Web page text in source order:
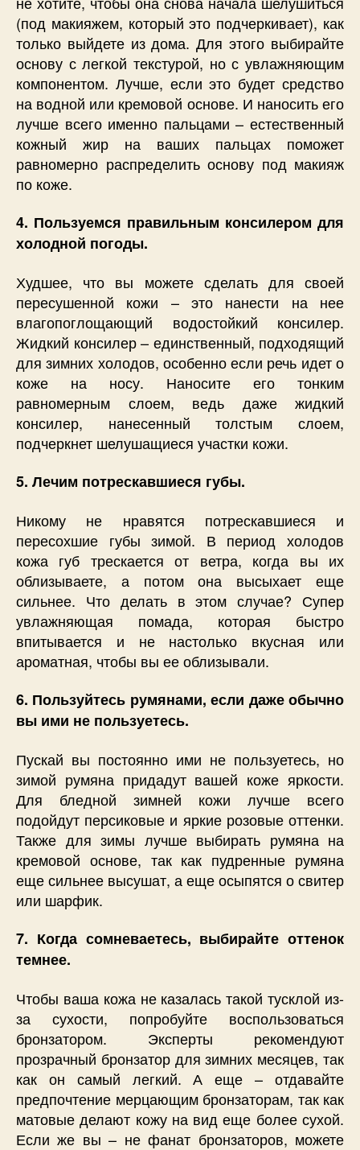
(под макияжем, который это подчеркивает), как
только выйдете из дома. Для этого выбирайте
основу с легкой текстурой, но с увлажняющим
компонентом. Лучше, если это будет средство
на водной или кремовой основе. И наносить его
лучше всего именно пальцами – естественный
кожный жир на ваших пальцах поможет
равномерно распределить основу под макияж
по коже.
4. Пользуемся правильным консилером для
холодной погоды.
Худшее, что вы можете сделать для своей
пересушенной кожи – это нанести на нее
влагопоглощающий водостойкий консилер.
Жидкий консилер – единственный, подходящий
для зимних холодов, особенно если речь идет о
коже на носу. Наносите его тонким
равномерным слоем, ведь даже жидкий
консилер, нанесенный толстым слоем,
подчеркнет шелушащиеся участки кожи.
5. Лечим потрескавшиеся губы.
Никому не нравятся потрескавшиеся и
пересохшие губы зимой. В период холодов
кожа губ трескается от ветра, когда вы их
облизываете, а потом она высыхает еще
сильнее. Что делать в этом случае? Супер
увлажняющая помада, которая быстро
впитывается и не настолько вкусная или
ароматная, чтобы вы ее облизывали.
6. Пользуйтесь румянами, если даже обычно
вы ими не пользуетесь.
Пускай вы постоянно ими не пользуетесь, но
зимой румяна придадут вашей коже яркости.
Для бледной зимней кожи лучше всего
подойдут персиковые и яркие розовые оттенки.
Также для зимы лучше выбирать румяна на
кремовой основе, так как пудренные румяна
еще сильнее высушат, а еще осыпятся о свитер
или шарфик.
7. Когда сомневаетесь, выбирайте оттенок
темнее.
Чтобы ваша кожа не казалась такой тусклой из-
за сухости, попробуйте воспользоваться
бронзатором. Эксперты рекомендуют
прозрачный бронзатор для зимних месяцев, так
как он самый легкий. А еще – отдавайте
предпочтение мерцающим бронзаторам, так как
матовые делают кожу на вид еще более сухой.
Если же вы – не фанат бронзаторов, можете